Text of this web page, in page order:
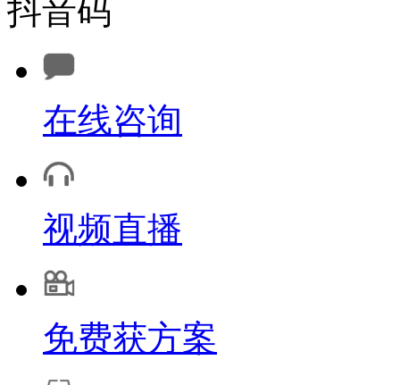
抖音码
在线咨询
视频直播
免费获方案